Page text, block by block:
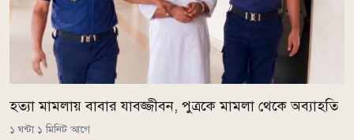
হত্যা মামলায় বাবার যাবজ্জীবন, পুত্রকে মামলা থেকে অব্যাহতি
১ ঘন্টা ১ মিনিট আগে